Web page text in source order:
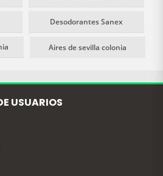
Desodorantes Sanex
Aires de sevilla colonia
USUARIOS